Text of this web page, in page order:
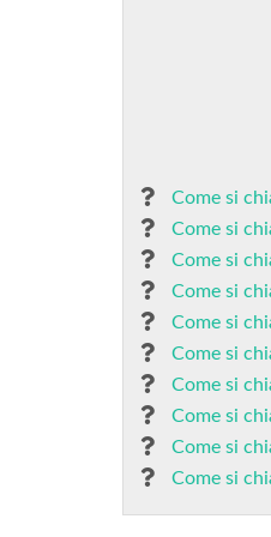
Come si
Come si
Come si
Come si
Come si
Come si
Come si
Come si
Come si
Come si